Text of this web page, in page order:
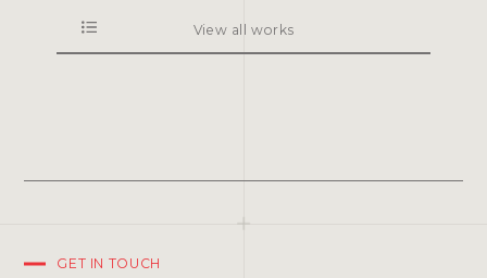
View all works
GET IN TOUCH